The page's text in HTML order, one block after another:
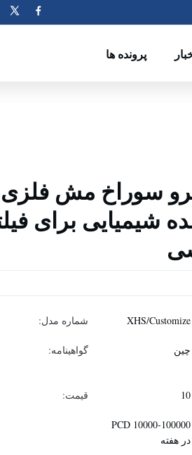
پرونده ها
سوراخ مش
شیمیایی برای
XHS/Customize شماره مدل:
چین گواهینامه:
10 قیمت:
10000-100000 PCD
در هفته